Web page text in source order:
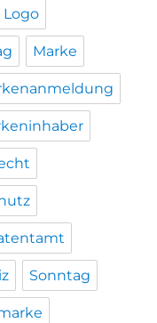
Logo
Marke
Sonntag